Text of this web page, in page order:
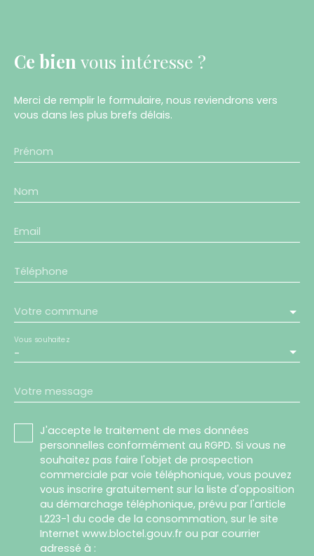
Ce bien vous intéresse ?
Merci de remplir le formulaire, nous reviendrons vers
vous dans les plus brefs délais.
Prénom
Nom
Email
Téléphone
Votre commune
-
Vous souhaitez
Votre message
J'accepte le traitement de mes données
personnelles conformément au RGPD. Si vous ne
souhaitez pas faire l'objet de prospection
commerciale par voie téléphonique, vous pouvez
vous inscrire gratuitement sur la liste d'opposition
au démarchage téléphonique, prévu par l'article
L223-1 du code de la consommation, sur le site
Internet www.bloctel.gouv.fr ou par courrier
adressé à :